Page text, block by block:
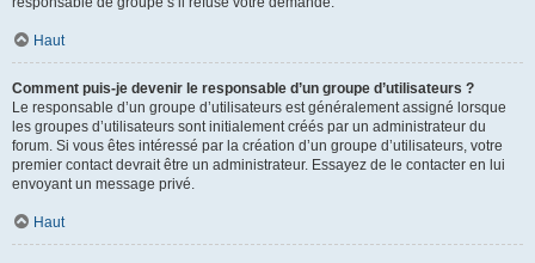
Haut
Comment puis-je devenir le responsable d’un groupe d’utilisateurs ?
Le responsable d’un groupe d’utilisateurs est généralement assigné lorsque
les groupes d’utilisateurs sont initialement créés par un administrateur du
forum. Si vous êtes intéressé par la création d’un groupe d’utilisateurs, votre
premier contact devrait être un administrateur. Essayez de le contacter en lui
envoyant un message privé.
Haut